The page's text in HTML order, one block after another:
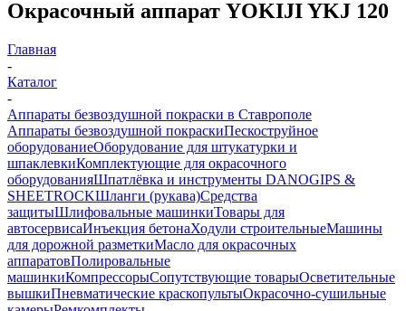
Окрасочный аппарат YOKIJI YKJ 120
Главная
-
Каталог
-
Аппараты безвоздушной покраски в Ставрополе
Аппараты безвоздушной покраскиПескоструйное
оборудованиеОборудование для штукатурки и
шпаклевкиКомплектующие для окрасочного
оборудованияШпатлёвка и инструменты DANOGIPS &
SHEETROCKШланги (рукава)Средства
защитыШлифовальные машинкиТовары для
автосервисаИнъекция бетонаХодули строительныеМашины
для дорожной разметкиМасло для окрасочных
аппаратовПолировальные
машинкиКомпрессорыСопутствующие товарыОсветительные
вышкиПневматические краскопультыОкрасочно-сушильные